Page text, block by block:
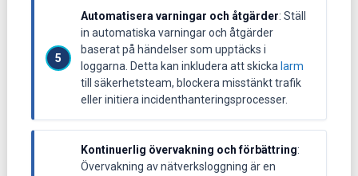
Automatisera varningar och åtgärder: Ställ
in automatiska varningar och åtgärder
baserat på händelser som upptäcks i
loggarna. Detta kan inkludera att skicka larm
till säkerhetsteam, blockera misstänkt trafik
eller initiera incidenthanteringsprocesser.
Kontinuerlig övervakning och förbättring:
Övervakning av nätverksloggning är en